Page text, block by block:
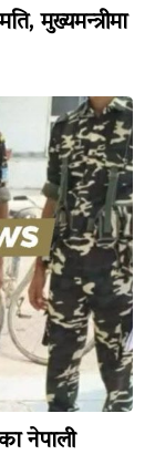
मुख्यमन्त्रीमा
नेपाली